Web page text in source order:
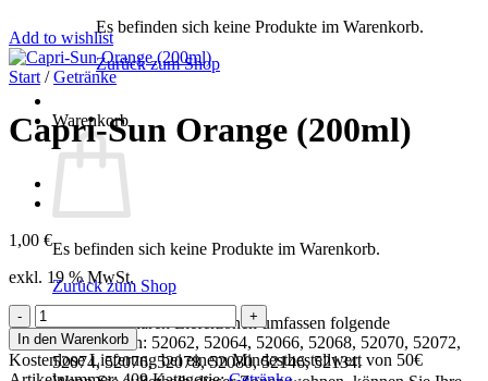
Es befinden sich keine Produkte im Warenkorb.
Zurück zum Shop
Warenkorb
Es befinden sich keine Produkte im Warenkorb.
Zurück zum Shop
Unsere regulären Lieferzonen umfassen folgende
Posleitzahlen: 52062, 52064, 52066, 52068, 52070, 52072,
52074, 52076, 52078, 52080, 52146, 52134.
Add to wishlist
Start / Getränke
Capri-Sun Orange (200ml)
1,00 €
exkl. 19 % MwSt.
Capri-
Sun
Orange
(200ml)
In den Warenkorb
Kostenlose Lieferung bei einem Mindestbestellwert von 50€